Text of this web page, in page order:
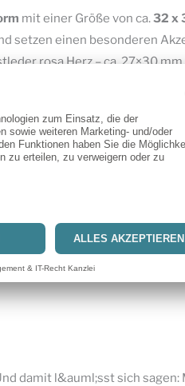
mit einer Größe von ca.32 x
setzen einen besonderen
rosa Herz – ca. 27×30
und verleihen deinen
mm – Metallösen
damit l&auml;sst sich sagen: